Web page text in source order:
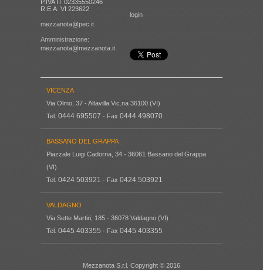
P.IVA IT 02335550246
R.E.A. VI 223622
mezzanota@pec.it
Amministrazione:
mezzanota@mezzanota.it
login
VICENZA
Via Olmo, 37 - Altavilla Vic.na 36100 (VI)
Tel. 0444 695507 - Fax 0444 498070
BASSANO DEL GRAPPA
Piazzale Luigi Cadorna, 34 - 36061 Bassano del Grappa
(VI)
Tel. 0424 503921 - Fax 0424 503921
VALDAGNO
Via Sette Martiri, 185 - 36078 Valdagno (VI)
Tel. 0445 403355 - Fax 0445 403355
Mezzanota S.r.l. Copyright © 2016